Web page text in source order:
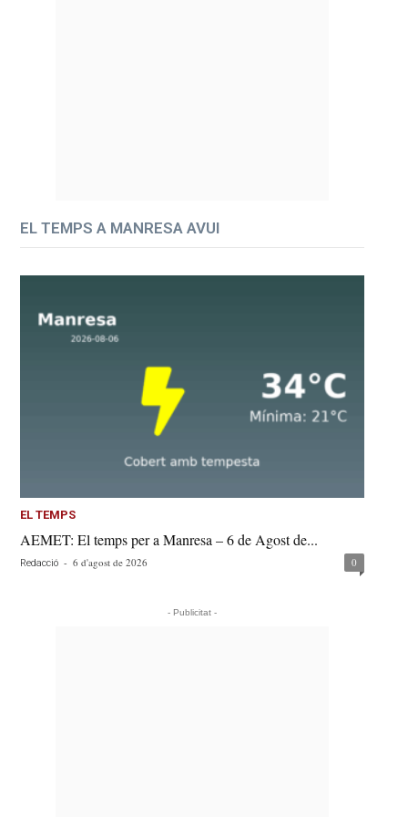
EL TEMPS A MANRESA AVUI
EL TEMPS
AEMET: El temps per a Manresa – 6 de Agost de...
Redacció - 6 d'agost de 2026 0
- Publicitat -